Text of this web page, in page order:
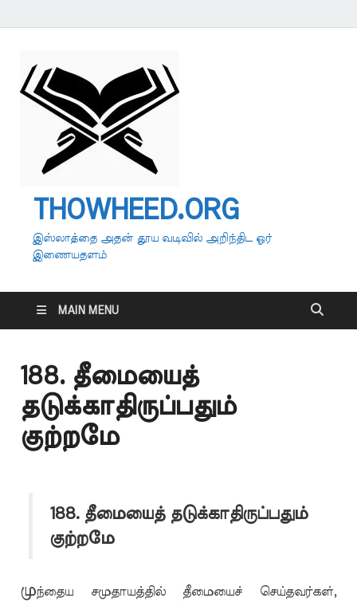
THOWHEED.ORG
இஸ்லாத்தை அதன் தூய வடிவில் அறிந்திட ஓர்
இணையதளம்
MAIN MENU
188. தீமையைத்
தடுக்காதிருப்பதும்
குற்றமே
188. தீமையைத் தடுக்காதிருப்பதும்
குற்றமே
முந்தைய சமுதாயத்தில் தீமையைச் செய்தவர்கள்,